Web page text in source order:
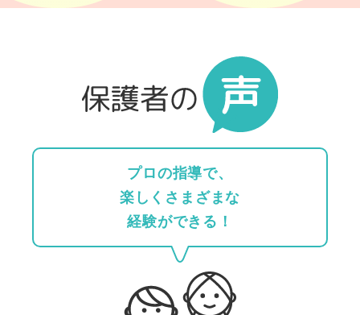
プロの指導で、
楽しくさまざまな
経験ができる！